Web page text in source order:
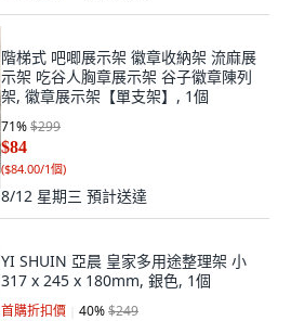
階梯式 吧唧展示架 徽章收納架 流麻展
示架 吃谷人胸章展示架 谷子徽章陳列
架, 徽章展示架【單支架】, 1個
71%$299
$84
($84.00/1個)
8/12 星期三 預計送達
YI SHUIN 亞晨 皇家多用途整理架 小
317 x 245 x 180mm, 銀色, 1個
首購折扣價 40%$249